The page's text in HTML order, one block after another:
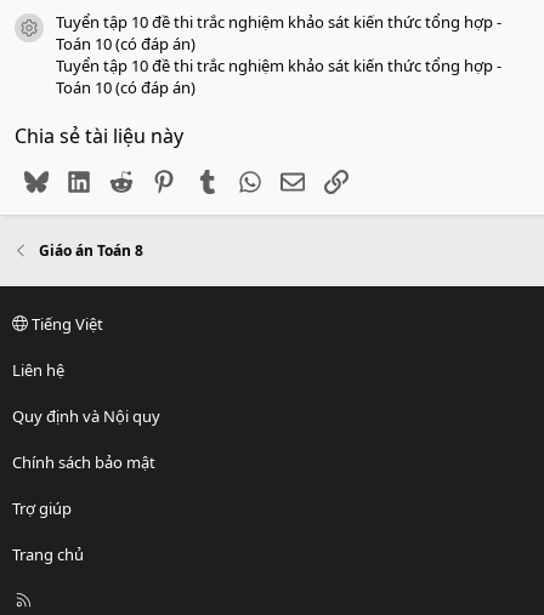
icon tài liệu
Tuyển tập 10 đề thi trắc nghiệm khảo sát kiến thức tổng hợp -
Toán 10 (có đáp án)
Tuyển tập 10 đề thi trắc nghiệm khảo sát kiến thức tổng hợp -
Toán 10 (có đáp án)
Chia sẻ tài liệu này
BlueskyLinkedIn
Reddit PinterestTumblr WhatsApp
EmailLink
Giáo án Toán 8
Tiếng Việt
Liên hệ
Quy định và Nội quy
Chính sách bảo mật
Trợ giúp
Trang chủ
R